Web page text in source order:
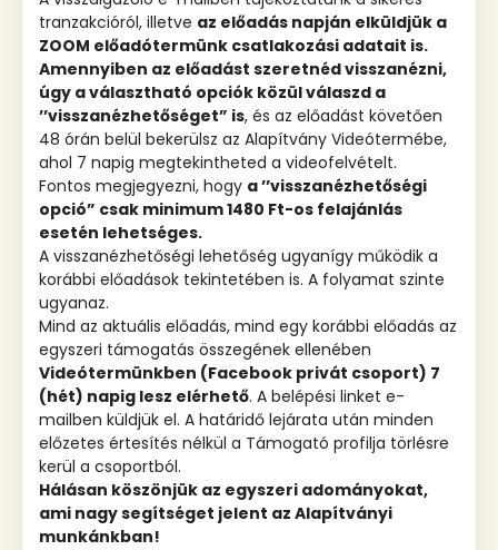
tranzakcióról, illetve az előadás napján elküldjük a
ZOOM előadótermünk csatlakozási adatait is.
Amennyiben az előadást szeretnéd visszanézni,
úgy a választható opciók közül válaszd a
’’visszanézhetőséget” is, és az előadást követően
48 órán belül bekerülsz az Alapítvány Videótermébe,
ahol 7 napig megtekintheted a videofelvételt.
Fontos megjegyezni, hogy a ’’visszanézhetőségi
opció” csak minimum 1480 Ft-os felajánlás
esetén lehetséges.
A visszanézhetőségi lehetőség ugyanígy működik a
korábbi előadások tekintetében is. A folyamat szinte
ugyanaz.
Mind az aktuális előadás, mind egy korábbi előadás az
egyszeri támogatás összegének ellenében
Videótermünkben (Facebook privát csoport) 7
(hét) napig lesz elérhető. A belépési linket e-
mailben küldjük el. A határidő lejárata után minden
előzetes értesítés nélkül a Támogató profilja törlésre
kerül a csoportból.
Hálásan köszönjük az egyszeri adományokat,
ami nagy segítséget jelent az Alapítványi
munkánkban!